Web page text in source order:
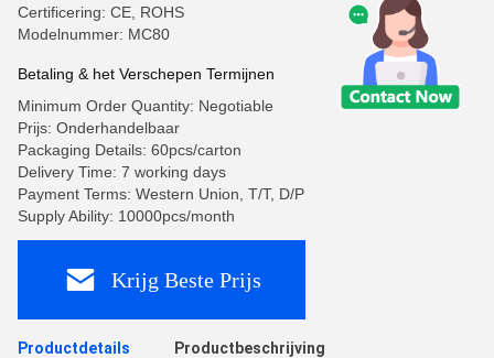
Certificering: CE, ROHS
Modelnummer: MC80
Betaling & het Verschepen Termijnen
Minimum Order Quantity: Negotiable
Prijs: Onderhandelbaar
Packaging Details: 60pcs/carton
Delivery Time: 7 working days
Payment Terms: Western Union, T/T, D/P
Supply Ability: 10000pcs/month
Krijg Beste Prijs
Productdetails Productbeschrijving